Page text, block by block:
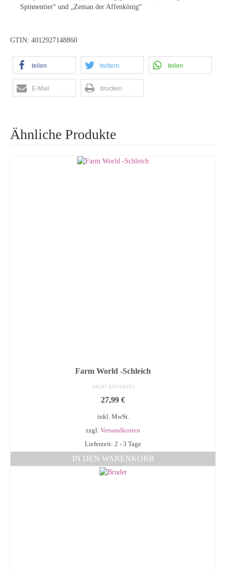
Spinnentier“ und „Zeman der Affenkönig“
GTIN: 4012927148860
teilen twittern teilen
E-Mail drucken
Ähnliche Produkte
Farm World -Schleich
NICHT BEWERTET
27,99 €
inkl. MwSt.
zzgl. Versandkosten
Lieferzeit: 2 - 3 Tage
IN DEN WARENKORB